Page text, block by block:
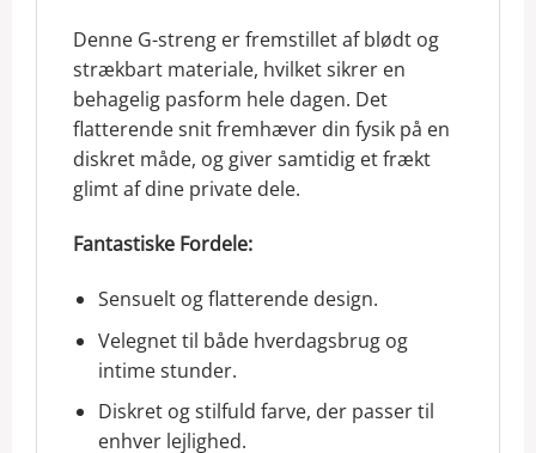
Denne G-streng er fremstillet af blødt og
strækbart materiale, hvilket sikrer en
behagelig pasform hele dagen. Det
flatterende snit fremhæver din fysik på en
diskret måde, og giver samtidig et frækt
glimt af dine private dele.
Fantastiske Fordele:
Sensuelt og flatterende design.
Velegnet til både hverdagsbrug og
intime stunder.
Diskret og stilfuld farve, der passer til
enhver lejlighed.